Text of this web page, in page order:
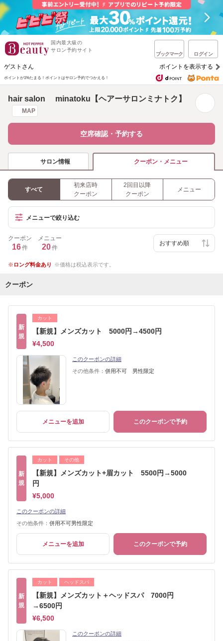
国内最大級の
サロン予約サイト
ブックマーク ログイン
ゲストさん ポイントを表示する
ポイントが1%たまる！ ポイントはサロン予約でつかえる！
hair salon minatoku【ヘアーサロンミナトク】
MAP
空席確認・予約する
サロン情報 クーポン・メニュー
すべて
初来店時
クーポン
2回目以降
クーポン
メニュー
メニューで絞り込む
クーポン
16件
メニュー
20件
ロング料金あり 価格は税込表示です。
クーポン
新
規
カット
【新規】メンズカット 5000円→4500円
¥4,500
このクーポンの詳細
その他条件： 併用不可 男性限定
メニューを追加 このクーポンで予約
新
規
カット その他
【新規】メンズカット+眉カット 5500円→5000
円
¥5,000
このクーポンの詳細
その他条件： 併用不可男性限定
メニューを追加 このクーポンで予約
新
規
カット ヘッドスパ
【新規】メンズカット＋ヘッドスパ 7000円
→6500円
¥6,500
このクーポンの詳細